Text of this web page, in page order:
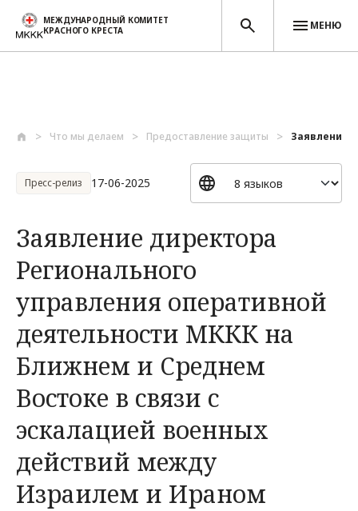
МЕЖДУНАРОДНЫЙ КОМИТЕТ
КРАСНОГО КРЕСТА
МЕНЮ
Что мы делаем Предоставление защиты Заявление
Пресс-релиз 17-06-2025
Заявление директора
Регионального
управления оперативной
деятельности МККК на
Ближнем и Среднем
Востоке в связи с
эскалацией военных
действий между
Израилем и Ираном